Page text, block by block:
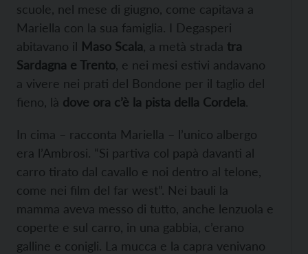
scuole, nel mese di giugno, come capitava a
Mariella con la sua famiglia. I Degasperi
abitavano il Maso Scala , a metà strada tra
Sardagna e Trento , e nei mesi estivi andavano
a vivere nei prati del Bondone per il taglio del
fieno, là dove ora c’è la pista della Cordela.
In cima – racconta Mariella – l’unico albergo
era l’Ambrosi. “Si partiva col papà davanti al
carro tirato dal cavallo e noi dentro al telone,
come nei film del far west”. Nei bauli la
mamma aveva messo di tutto, anche lenzuola e
coperte e sul carro, in una gabbia, c’erano
galline e conigli. La mucca e la capra venivano